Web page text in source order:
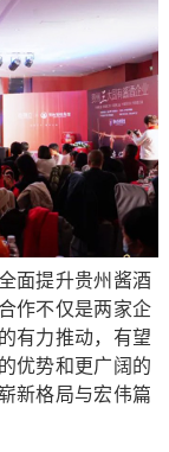
面提升贵州酱酒
作不仅是两家企
有力推动，有望
优势和更广阔的
新格局与宏伟篇